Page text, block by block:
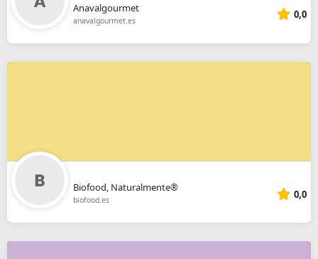
Anavalgourmet
anavalgourmet.es 0,0
Biofood, Naturalmente®
biofood.es 0,0